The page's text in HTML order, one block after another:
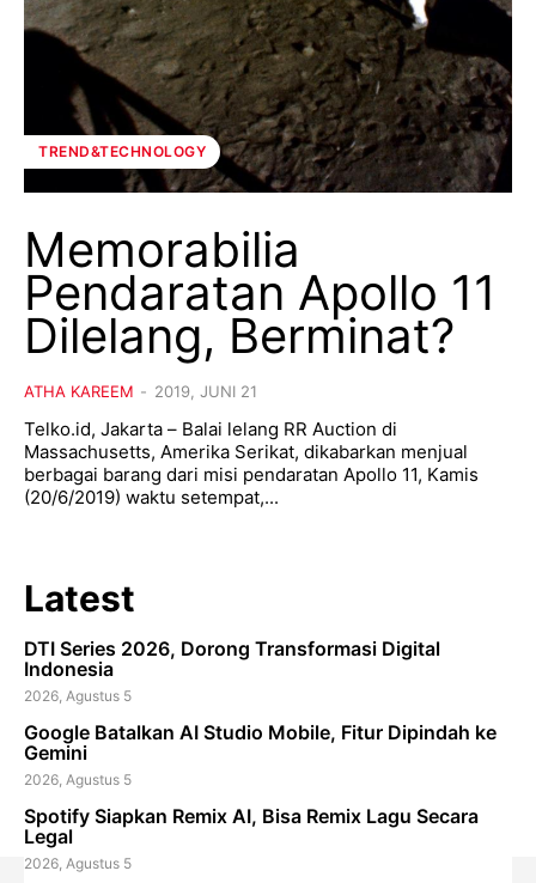
TREND&TECHNOLOGY
Memorabilia
Pendaratan Apollo 11
Dilelang, Berminat?
ATHA KAREEM - 2019, JUNI 21
Telko.id, Jakarta – Balai lelang RR Auction di
Massachusetts, Amerika Serikat, dikabarkan menjual
berbagai barang dari misi pendaratan Apollo 11, Kamis
(20/6/2019) waktu setempat,...
Latest
DTI Series 2026, Dorong Transformasi Digital
Indonesia
2026, Agustus 5
Google Batalkan AI Studio Mobile, Fitur Dipindah ke
Gemini
2026, Agustus 5
Spotify Siapkan Remix AI, Bisa Remix Lagu Secara
Legal
2026, Agustus 5